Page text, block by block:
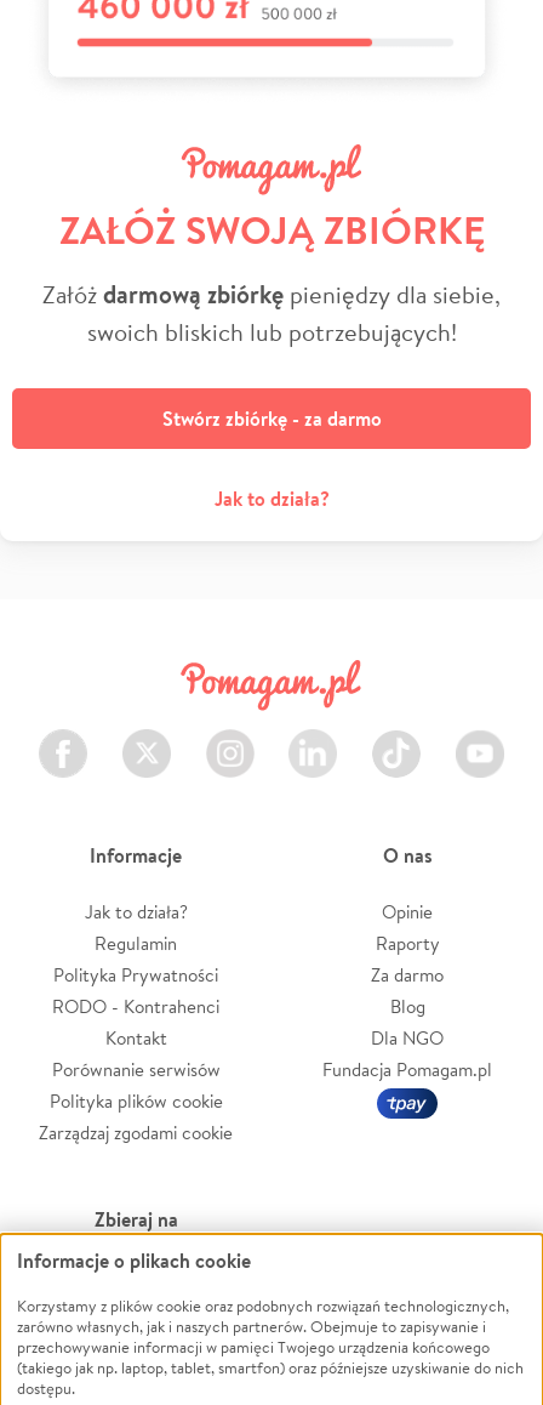
ZAŁÓŻ SWOJĄ ZBIÓRKĘ
Załóżdarmową zbiórkę pieniędzy dla siebie,
swoich bliskich lub potrzebujących!
Stwórz zbiórkę - za darmo
Jak to działa?
Facebook Twitter Instagram LinkedIn TikTok Youtube
Informacje
Jak to działa?
Regulamin
Polityka Prywatności
RODO - Kontrahenci
Kontakt
Porównanie serwisów
Polityka plików cookie
Zarządzaj zgodami cookie
O nas
Opinie
Raporty
Za darmo
Blog
Dla NGO
Fundacja Pomagam.pl
Zbieraj na
Leczenie
Zwierzęta
Pożar
Ukraina
Powódź
Wichura
NGO
Informacje o plikach cookie
Korzystamy z plików cookie oraz podobnych rozwiązań technologicznych,
zarówno własnych, jak i naszych partnerów. Obejmuje to zapisywanie i
przechowywanie informacji w pamięci Twojego urządzenia końcowego
(takiego jak np. laptop, tablet, smartfon) oraz późniejsze uzyskiwanie do nich
dostępu.